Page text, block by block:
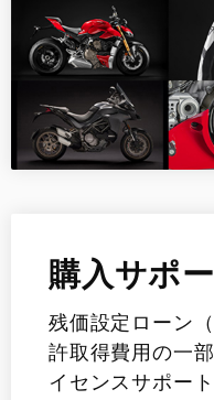
購入サポ
残価設定ローン
許取得費用の一
イセンスサポー